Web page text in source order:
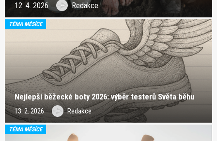
12. 4. 2026 Redakce
TÉMA MĚSÍCE
Nejlepší běžecké boty 2026: výběr testerů Světa běhu
13. 2. 2026 Redakce
TÉMA MĚSÍCE